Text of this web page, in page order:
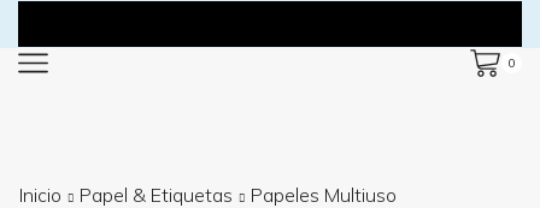
0
Inicio Papel & Etiquetas Papeles Multiuso